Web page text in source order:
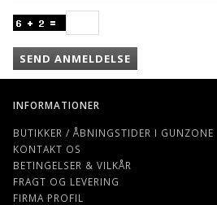
SEND ANMELDELSE
INFORMATIONER
BUTIKKER / ÅBNINGSTIDER I GUNZONE
KONTAKT OS
BETINGELSER & VILKÅR
FRAGT OG LEVERING
FIRMA PROFIL